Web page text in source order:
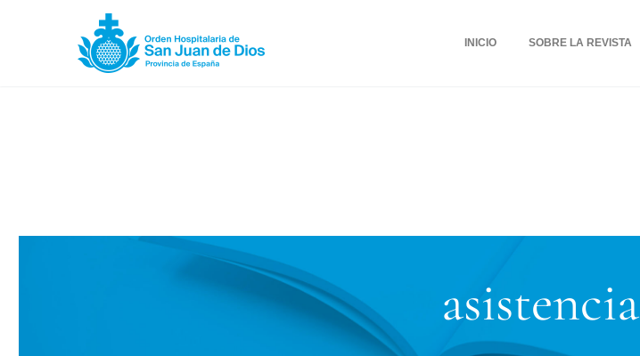
INICIO SOBRE LA REVISTA
asistencia